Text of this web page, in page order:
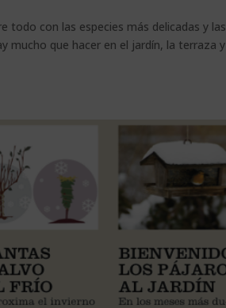
todo con las especies más delicadas y las
mucho que hacer en el jardín, la terraza